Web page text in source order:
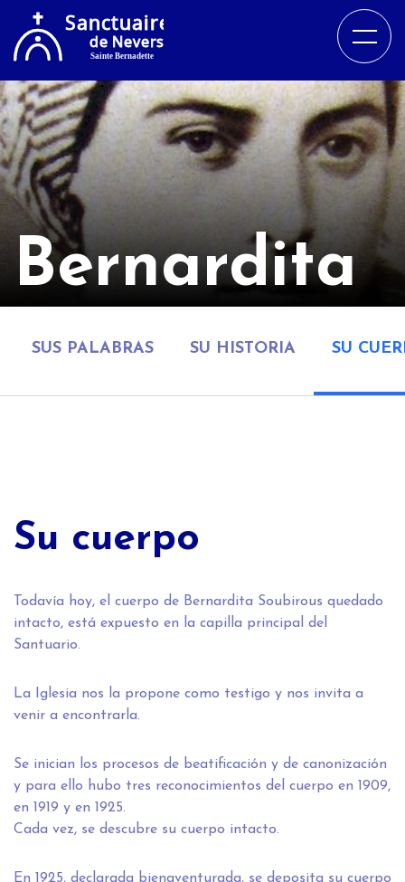
Bernardita
SUS PALABRAS SU HISTORIA SU
Su cuerpo
Todavía hoy, el cuerpo de Bernardita Soubirous quedado
intacto, está expuesto en la capilla principal del
Santuario.
La Iglesia nos la propone como testigo y nos invita a
venir a encontrarla.
Se inician los procesos de beatificación y de canonización
y para ello hubo tres reconocimientos del cuerpo en 1909,
en 1919 y en 1925.
Cada vez, se descubre su cuerpo intacto.
En 1925, declarada bienaventurada, se deposita su cuerpo